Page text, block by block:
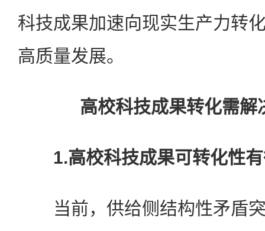
科技成果加速向现实生产力转
高质量发展。
高校科技成果转化需解
1.高校科技成果可转化性
当前，供给侧结构性矛盾突